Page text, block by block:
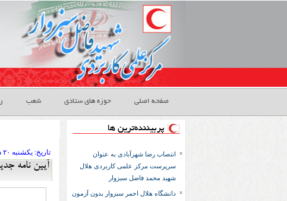
صفحه اصلی حوزه های ستادی شعب
پربیننده‌ترین ها
انتصاب رضا شهرآبادی به عنوان
سرپرست مرکز علمی کاربردی هلال
شهید محمد فاضل سبزوار
دانشگاه هلال احمر سبزوار بدون آزمون
تاريخ: ۱۳۹۴ يکشنبه ۲۰ دي
آیین نامه